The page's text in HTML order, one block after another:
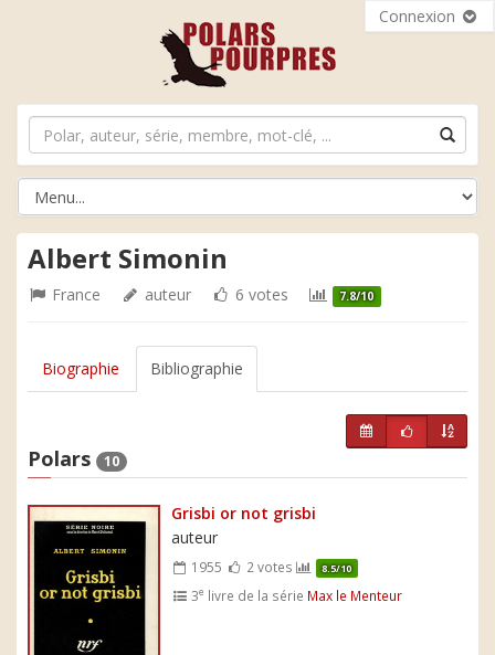
Connexion
Albert Simonin
France auteur 6 votes 7.8/10
Biographie Bibliographie
Polars 10
Grisbi or not grisbi
auteur
1955 2 votes 8.5/10
3e livre de la série Max le Menteur